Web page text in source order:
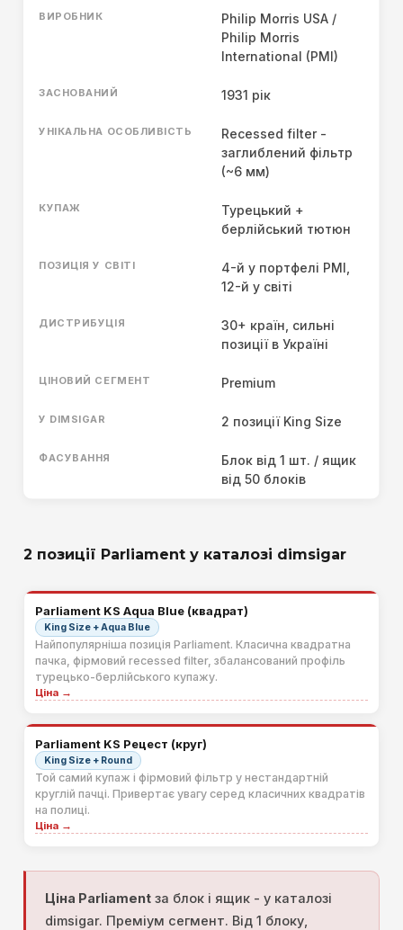
ВИРОБНИК
Philip Morris USA /
Philip Morris
International (PMI)
ЗАСНОВАНИЙ 1931 рік
УНІКАЛЬНА ОСОБЛИВІСТЬ
Recessed filter -
заглиблений фільтр
(~6 мм)
КУПАЖ
Турецький +
берлійський тютюн
ПОЗИЦІЯ У СВІТІ
4-й у портфелі PMI,
12-й у світі
ДИСТРИБУЦІЯ
30+ країн, сильні
позиції в Україні
ЦІНОВИЙ СЕГМЕНТ Premium
У DIMSIGAR 2 позиції King Size
ФАСУВАННЯ
Блок від 1 шт. / ящик
від 50 блоків
2 позиції Parliament у каталозі dimsigar
Parliament KS Aqua Blue (квадрат)
King Size + Aqua Blue
Найпопулярніша позиція Parliament. Класична квадратна
пачка, фірмовий recessed filter, збалансований профіль
турецько-берлійського купажу.
Ціна →
Parliament KS Рецест (круг)
King Size + Round
Той самий купаж і фірмовий фільтр у нестандартній
круглій пачці. Привертає увагу серед класичних квадратів
на полиці.
Ціна →
Ціна Parliament за блок і ящик - у каталозі
dimsigar. Преміум сегмент. Від 1 блоку,